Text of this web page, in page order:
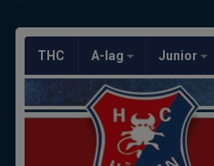
THC A-lag Junior